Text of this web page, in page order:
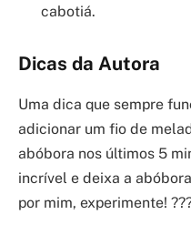
cabotiá.
Dicas da Autora
Uma dica que sempre
adicionar um fio de
abóbora nos últimos 5
incrível e deixa a
por mim, experimente!